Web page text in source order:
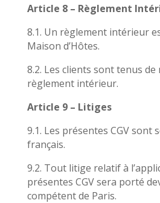
Article 8 – Règlement
8.1. Un règlement intérieur
Maison d’Hôtes.
8.2. Les clients sont tenus de
règlement intérieur.
Article 9 – Litiges
9.1. Les présentes CGV sont
français.
9.2. Tout litige relatif à
présentes CGV sera porté
compétent de Paris.